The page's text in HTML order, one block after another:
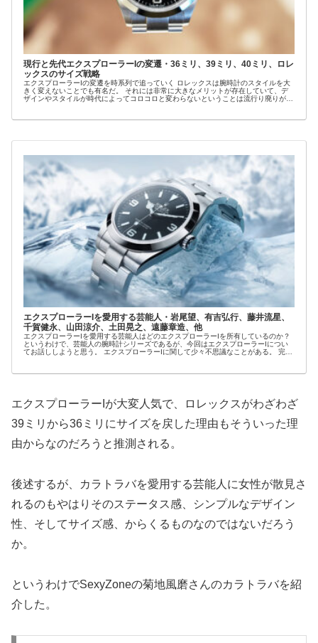
現行と先代エクスプローラーIの変遷・36ミリ、39ミリ、40ミリ、ロレ
ックスのサイズ戦略
エクスプローラーIの変遷を時系列で追っていく ロレックスは腕時計のスタイルを大
きく変えないことでも有名だ。 それには非常に大きなメリットが存在していて、デ
ザインやスタイルが時代によってコロコロと変わらないということは流行り廃りがな
エクスプローラーIを愛用する芸能人・岩尾望、有吉弘行、藤井流星、
千賀健永、山田涼介、土田晃之、遠藤章造、他
エクスプローラーIを愛用する芸能人はどのエクスプローラーIを所有しているのか？
というわけで、芸能人の腕時計シリーズであるが、今回はエクスプローラーIについ
てお話ししようと思う。 エクスプローラーIに関して少々不思議なことがある。 完全
エクスプローラーIが大変人気で、ロレックスがわざわざ
39ミリから36ミリにサイズを戻した理由もそういった理
由からなのだろうと推測される。
後述するが、カラトラバを愛用する芸能人に女性が散見さ
れるのもやはりそのステータス感、シンプルなデザイン
性、そしてサイズ感、からくるものなのではないだろう
か。
というわけでSexyZoneの菊地風磨さんのカラトラバを紹
介した。